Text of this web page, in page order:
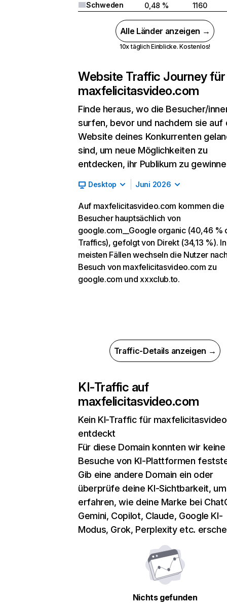
Schweden
0,48 % 1160
Alle Länder anzeigen →
10x täglich Einblicke. Kostenlos!
Website Traffic Journey für
maxfelicitasvideo.com
Finde heraus, wo die Besucher/
surfen, bevor und nachdem sie auf
Website deines Konkurrenten
sind, um neue Möglichkeiten zu
entdecken, ihr Publikum zu
Desktop Juni 2026
Auf maxfelicitasvideo.com kommen die
Besucher hauptsächlich von
google.com__Google organic (40,46 %
Traffics), gefolgt von Direkt (34,13 %).
meisten Fällen wechseln die Nutzer
Besuch von maxfelicitasvideo.com zu
google.com und xxxclub.to.
Traffic-Details anzeigen →
KI-Traffic auf
maxfelicitasvideo.com
Kein KI-Traffic für
entdeckt
Für diese Domain konnten wir keine
Besuche von KI-Plattformen
Gib eine andere Domain ein oder
überprüfe deine KI-Sichtbarkeit,
erfahren, wie deine Marke bei
Gemini, Copilot, Claude, Google KI-
Modus, Grok, Perplexity etc.
Nichts gefunden